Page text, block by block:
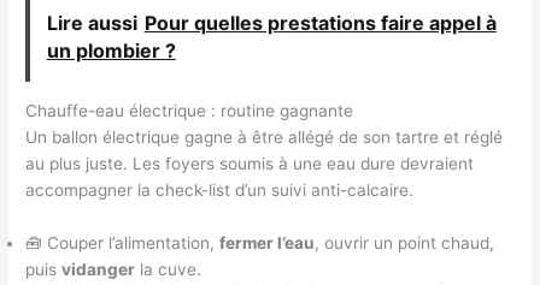
Lire aussi Pour quelles prestations faire appel à
un plombier ?
Chauffe-eau électrique : routine gagnante
Un ballon électrique gagne à être allégé de son tartre et réglé
au plus juste. Les foyers soumis à une eau dure devraient
accompagner la check-list d’un suivi anti-calcaire.
🧰 Couper l’alimentation,fermer l’eau, ouvrir un point chaud,
puisvidanger la cuve.